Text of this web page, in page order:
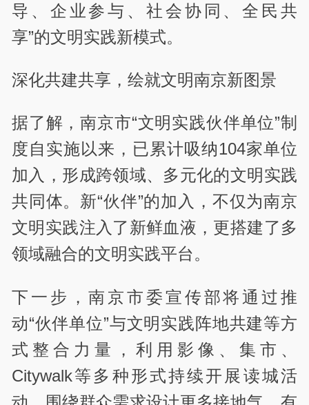
导、企业参与、社会协同、全民共
享”的文明实践新模式。
深化共建共享，绘就文明南京新图景
据了解，南京市“文明实践伙伴单位”制
度自实施以来，已累计吸纳104家单位
加入，形成跨领域、多元化的文明实践
共同体。新“伙伴”的加入，不仅为南京
文明实践注入了新鲜血液，更搭建了多
领域融合的文明实践平台。
下一步，南京市委宣传部将通过推
动“伙伴单位”与文明实践阵地共建等方
式整合力量，利用影像、集市、
Citywalk等多种形式持续开展读城活